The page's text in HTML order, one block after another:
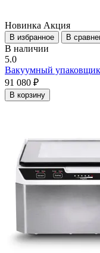
Новинка Акция
В избранное В
В наличии
5.0
Вакуумный
91 080 ₽
В корзину